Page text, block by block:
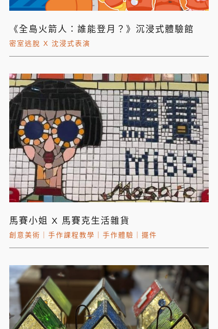
《全島火箭人：誰能登月？》沉浸式體驗館
密室逃脫 X 沈浸式表演
馬賽小姐 X 馬賽克生活雜貨
創意美術 手作課程教學 手作體驗 擺件